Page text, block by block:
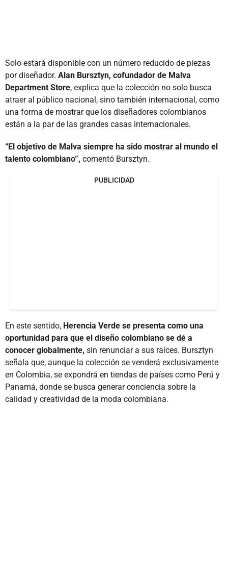
Solo estará disponible con un número reducido de piezas
por diseñador. Alan Bursztyn, cofundador de Malva
Department Store, explica que la colección no solo busca
atraer al público nacional, sino también internacional, como
una forma de mostrar que los diseñadores colombianos
están a la par de las grandes casas internacionales.
“El objetivo de Malva siempre ha sido mostrar al mundo el
talento colombiano”, comentó Bursztyn.
PUBLICIDAD
En este sentido, Herencia Verde se presenta como una
oportunidad para que el diseño colombiano se dé a
conocer globalmente, sin renunciar a sus raíces. Bursztyn
señala que, aunque la colección se venderá exclusivamente
en Colombia, se expondrá en tiendas de países como Perú y
Panamá, donde se busca generar conciencia sobre la
calidad y creatividad de la moda colombiana.